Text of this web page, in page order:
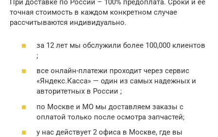
При доставке по России – 100% предоплата. Сроки и ее
точная стоимость в каждом конкретном случае
рассчитываются индивидуально.
за 12 лет мы обслужили более 100,000 клиентов
;
все онлайн-платежи проходит через сервис
«Яндекс.Касса» — один из самых надежных и
авторитетных в России ;
по Москве и МО мы доставляем заказы с
оплатой только после осмотра запчастей;
у нас действует 2 офиса в Москве, где вы